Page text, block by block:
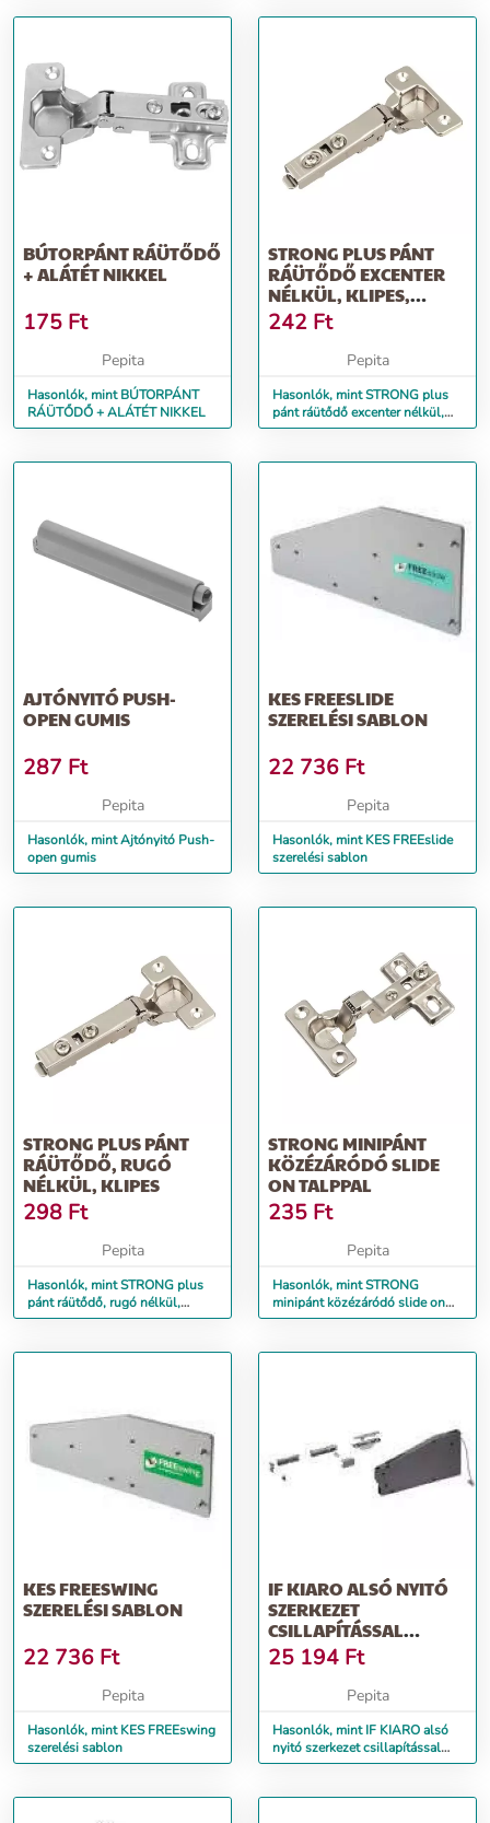
BÚTORPÁNT RÁÜTŐDŐ
+ ALÁTÉT NIKKEL
175 Ft
Pepita
Hasonlók, mint BÚTORPÁNT
RÁÜTŐDŐ + ALÁTÉT NIKKEL
STRONG PLUS PÁNT
RÁÜTŐDŐ EXCENTER
NÉLKÜL, KLIPES,
CSILLAPÍTÁS NÉLKÜL
242 Ft
Pepita
Hasonlók, mint STRONG plus
pánt ráütődő excenter nélkül,
klipes, csillapítás nélkül
AJTÓNYITÓ PUSH-
OPEN GUMIS
287 Ft
Pepita
Hasonlók, mint Ajtónyitó Push-
open gumis
KES FREESLIDE
SZERELÉSI SABLON
22 736 Ft
Pepita
Hasonlók, mint KES FREEslide
szerelési sablon
STRONG PLUS PÁNT
RÁÜTŐDŐ, RUGÓ
NÉLKÜL, KLIPES
298 Ft
Pepita
Hasonlók, mint STRONG plus
pánt ráütődő, rugó nélkül,
klipes
STRONG MINIPÁNT
KÖZÉZÁRÓDÓ SLIDE
ON TALPPAL
235 Ft
Pepita
Hasonlók, mint STRONG
minipánt közézáródó slide on
talppal
KES FREESWING
SZERELÉSI SABLON
22 736 Ft
Pepita
Hasonlók, mint KES FREEswing
szerelési sablon
IF KIARO ALSÓ NYITÓ
SZERKEZET
CSILLAPÍTÁSSAL
GUNMETAL SZÍNŰ
KÉSZ...
25 194 Ft
Pepita
Hasonlók, mint IF KIARO alsó
nyitó szerkezet csillapítással
Gunmetal színű kész...